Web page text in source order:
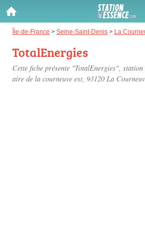
Île-de-France > Seine-Saint-Denis > La
TotalEnergies
Cette fiche présente "TotalEnergies",
aire de la courneuve est, 93120 La
Gazole :
Disponible
SP 98 :